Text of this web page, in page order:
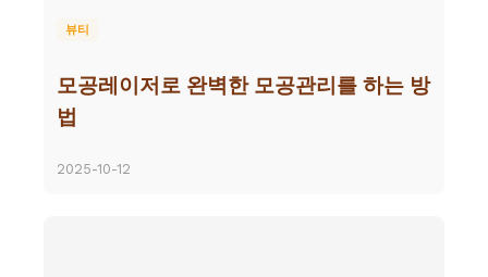
뷰티
모공레이저로 완벽한 모공관리를 하는 방
법
2025-10-12